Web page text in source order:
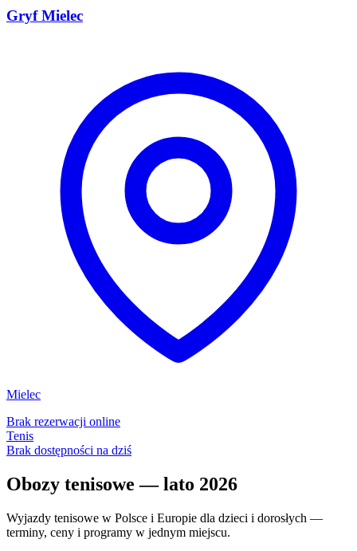
Gryf Mielec
Mielec
Brak rezerwacji online
Tenis
Brak dostępności na dziś
Obozy tenisowe — lato 2026
Wyjazdy tenisowe w Polsce i Europie dla dzieci i dorosłych —
terminy, ceny i programy w jednym miejscu.